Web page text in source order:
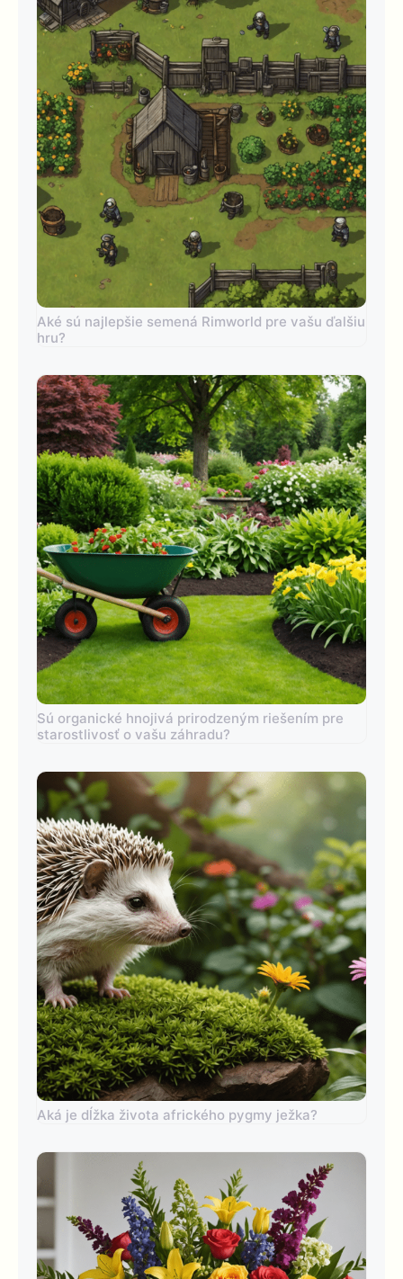
Aké sú najlepšie semená Rimworld pre vašu ďalšiu
hru?
Sú organické hnojivá prirodzeným riešením pre
starostlivosť o vašu záhradu?
Aká je dĺžka života afrického pygmy ježka?